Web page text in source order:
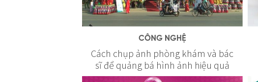
CÔNG NGHỆ
Cách chụp ảnh phòng khám và bác
sĩ để quảng bá hình ảnh hiệu quả